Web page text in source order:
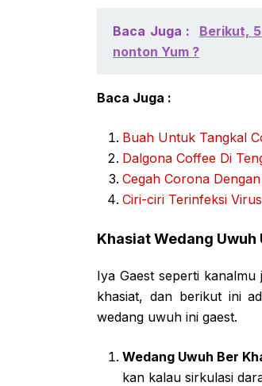
Baca Juga :
Berikut,
nonton Yum ?
Baca Juga :
Buah Untuk Tangkal
Dalgona Coffee Di
Cegah Corona
Ciri-ciri Terinfeksi
Khasiat Wedang Uwuh
Iya Gaest seperti
khasiat, dan berikut ini
wedang uwuh ini gaest.
Wedang Uwuh Ber
kan kalau sirkulasi